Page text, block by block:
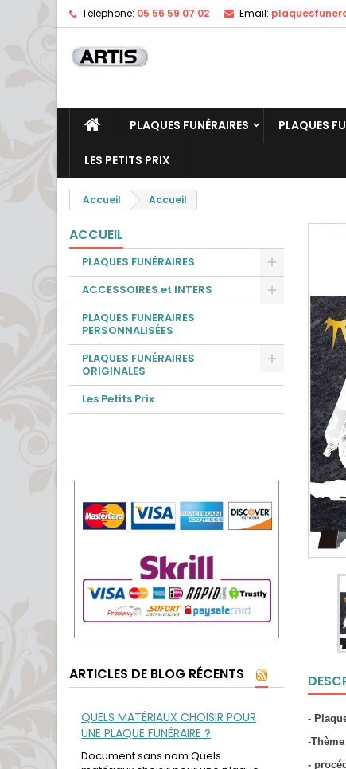
Téléphone: 05 56 59 07 02 Email:
PLAQUES FUNÉRAIRES PLAQUES
LES PETITS PRIX
Accueil Accueil
ACCUEIL
PLAQUES FUNÉRAIRES
ACCESSOIRES et INTERS
PLAQUES FUNERAIRES
PERSONNALISÉES
PLAQUES FUNÉRAIRES
ORIGINALES
Les Petits Prix
ARTICLES DE BLOG RÉCENTS
QUELS MATÉRIAUX CHOISIR POUR
UNE PLAQUE FUNÉRAIRE ?
Document sans nom Quels
-
-
-